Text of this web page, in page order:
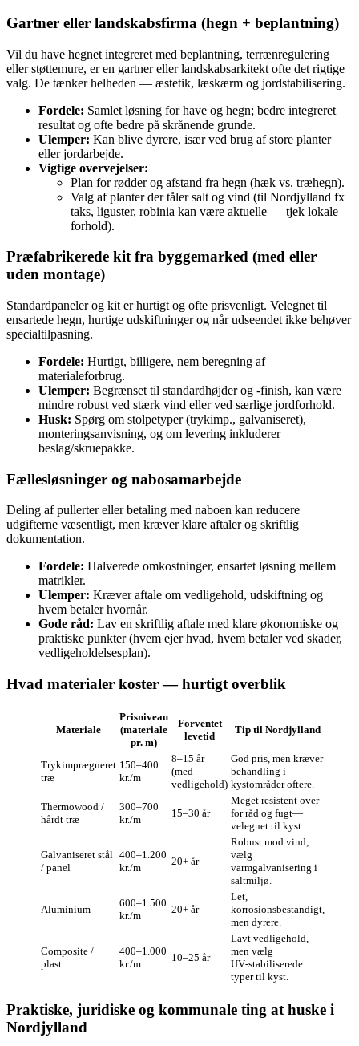
Gartner eller landskabsfirma (hegn + beplantning)
Vil du have hegnet integreret med beplantning, terrænregulering
eller støttemure, er en gartner eller landskabsarkitekt ofte det rigtige
valg. De tænker helheden — æstetik, læskærm og jordstabilisering.
Fordele: Samlet løsning for have og hegn; bedre integreret
resultat og ofte bedre på skrånende grunde.
Ulemper: Kan blive dyrere, især ved brug af store planter
eller jordarbejde.
Vigtige overvejelser:
Plan for rødder og afstand fra hegn (hæk vs. træhegn).
Valg af planter der tåler salt og vind (til Nordjylland fx
taks, liguster, robinia kan være aktuelle — tjek lokale
forhold).
Præfabrikerede kit fra byggemarked (med eller
uden montage)
Standardpaneler og kit er hurtigt og ofte prisvenligt. Velegnet til
ensartede hegn, hurtige udskiftninger og når udseendet ikke behøver
specialtilpasning.
Fordele: Hurtigt, billigere, nem beregning af
materialeforbrug.
Ulemper: Begrænset til standardhøjder og -finish, kan være
mindre robust ved stærk vind eller ved særlige jordforhold.
Husk: Spørg om stolpetyper (trykimp., galvaniseret),
monteringsanvisning, og om levering inkluderer
beslag/skruepakke.
Fællesløsninger og nabosamarbejde
Deling af pullerter eller betaling med naboen kan reducere
udgifterne væsentligt, men kræver klare aftaler og skriftlig
dokumentation.
Fordele: Halverede omkostninger, ensartet løsning mellem
matrikler.
Ulemper: Kræver aftale om vedligehold, udskiftning og
hvem betaler hvornår.
Gode råd: Lav en skriftlig aftale med klare økonomiske og
praktiske punkter (hvem ejer hvad, hvem betaler ved skader,
vedligeholdelsesplan).
Hvad materialer koster — hurtigt overblik
Materiale
Prisniveau
(materiale
pr. m)
Forventet
levetid
Tip til Nordjylland
Trykimprægneret
træ
150–400
kr./m
8–15 år
(med
vedligehold)
God pris, men kræver
behandling i
kystområder oftere.
Thermowood /
hårdt træ
300–700
kr./m
15–30 år
Meget resistent over
for råd og fugt—
velegnet til kyst.
Galvaniseret stål
/ panel
400–1.200
kr./m
20+ år
Robust mod vind;
vælg
varmgalvanisering i
saltmiljø.
Aluminium
600–1.500
kr./m
20+ år
Let,
korrosionsbestandigt,
men dyrere.
Composite /
plast
400–1.000
kr./m
10–25 år
Lavt vedligehold,
men vælg
UV‑stabiliserede
typer til kyst.
Praktiske, juridiske og kommunale ting at huske i
Nordjylland